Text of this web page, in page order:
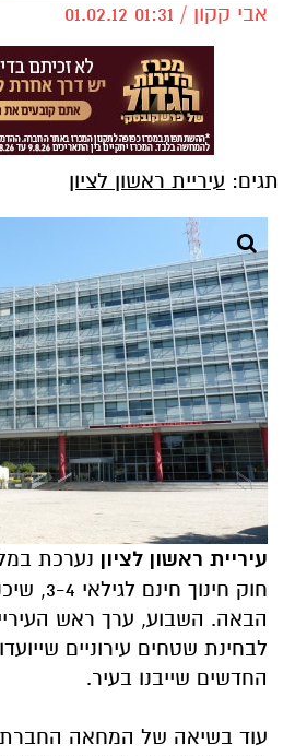
אבי קקון / 01:31 01.02.12
תגים: עיריית ראשון לציון
עיריית ראשון לציון נערכת
חוק
הבאה. השבוע, ערך ראש
לבחינת שטחים עירוניים
החדשים שייבנו בעיר.
עוד בשיאה של המחאה